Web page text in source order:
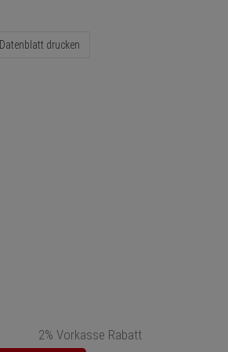
Datenblatt drucken
2% Vorkasse Rabatt